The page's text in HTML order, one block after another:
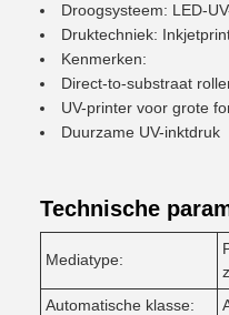
Droogsysteem: LED-
Druktechniek:
Kenmerken:
Direct-to-substraat
UV-printer voor grote
Duurzame UV-inktdruk
Technische
Mediatype:
Automatische klasse: